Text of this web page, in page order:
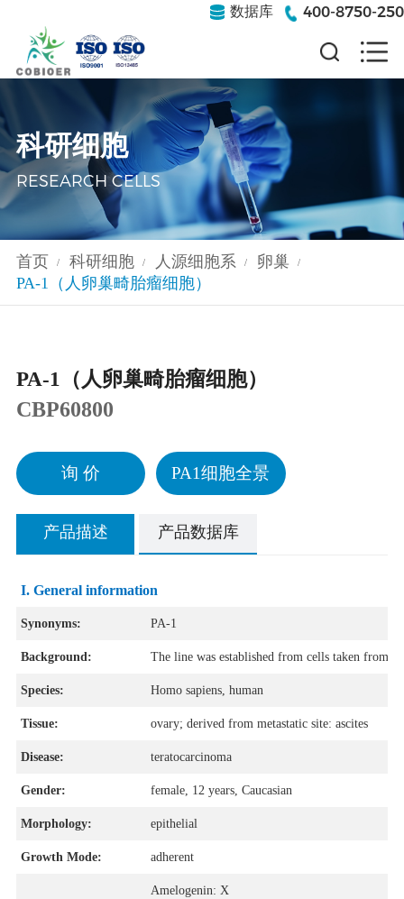
数据库 400-8750-250
科研细胞
RESEARCH CELLS
首页 / 科研细胞 / 人源细胞系 / 卵巢 /
PA-1（人卵巢畸胎瘤细胞）
PA-1（人卵巢畸胎瘤细胞）
CBP60800
询 价 PA1细胞全景
产品描述 产品数据库
I. General information
Synonyms: PA-1
Background: The line was established from cells taken from
Species: Homo sapiens, human
Tissue: ovary; derived from metastatic site: ascites
Disease: teratocarcinoma
Gender: female, 12 years, Caucasian
Morphology: epithelial
Growth Mode: adherent
Amelogenin: X